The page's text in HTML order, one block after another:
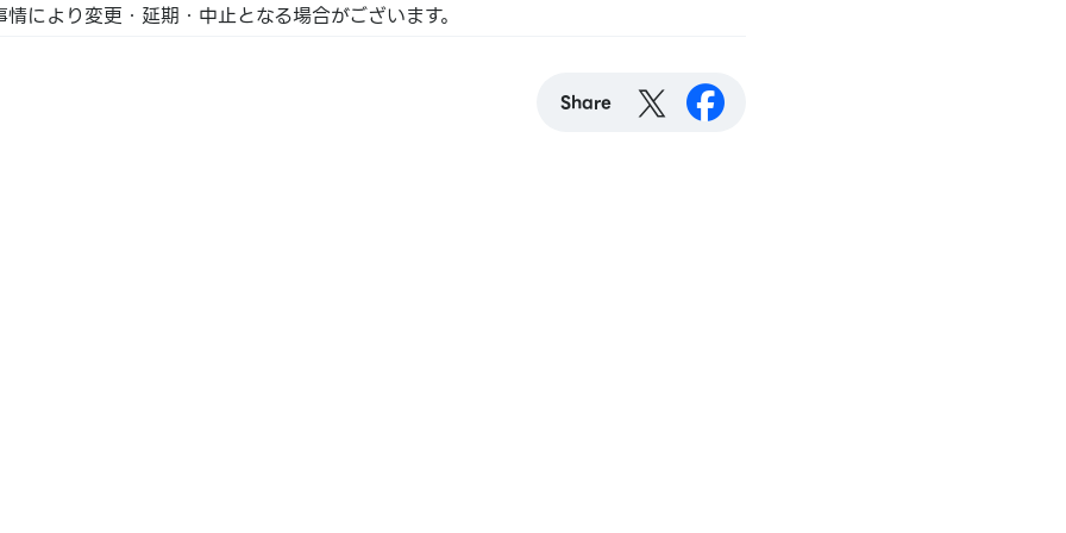
により変更・延期・中止となる場合がございます。
Share